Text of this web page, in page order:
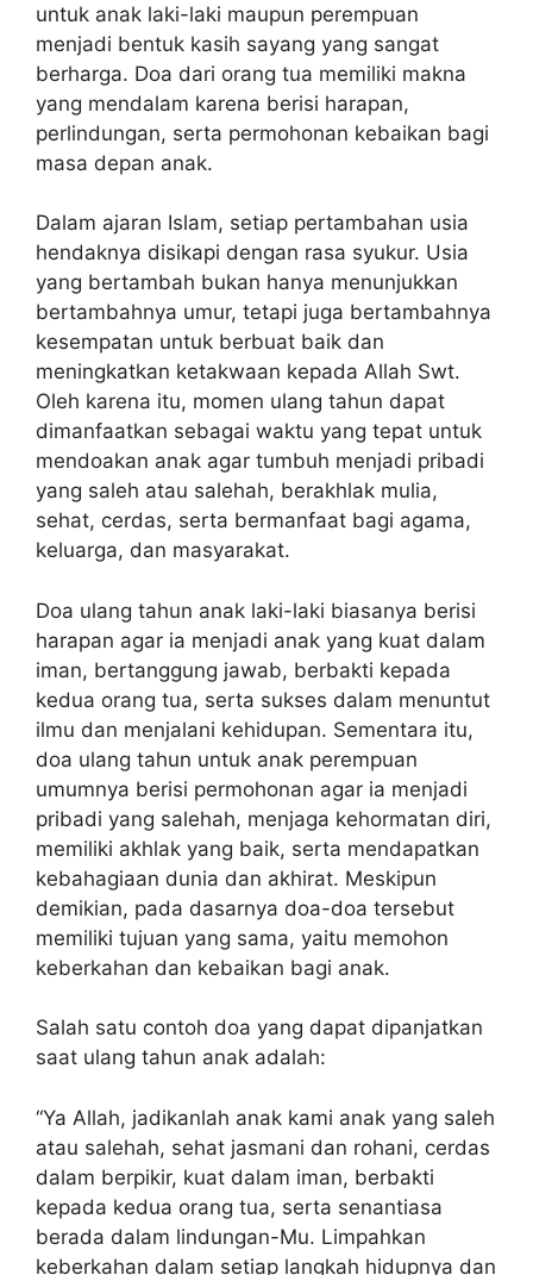
untuk anak laki-laki maupun perempuan
menjadi bentuk kasih sayang yang sangat
berharga. Doa dari orang tua memiliki makna
yang mendalam karena berisi harapan,
perlindungan, serta permohonan kebaikan bagi
masa depan anak.
Dalam ajaran Islam, setiap pertambahan usia
hendaknya disikapi dengan rasa syukur. Usia
yang bertambah bukan hanya menunjukkan
bertambahnya umur, tetapi juga bertambahnya
kesempatan untuk berbuat baik dan
meningkatkan ketakwaan kepada Allah Swt.
Oleh karena itu, momen ulang tahun dapat
dimanfaatkan sebagai waktu yang tepat untuk
mendoakan anak agar tumbuh menjadi pribadi
yang saleh atau salehah, berakhlak mulia,
sehat, cerdas, serta bermanfaat bagi agama,
keluarga, dan masyarakat.
Doa ulang tahun anak laki-laki biasanya berisi
harapan agar ia menjadi anak yang kuat dalam
iman, bertanggung jawab, berbakti kepada
kedua orang tua, serta sukses dalam menuntut
ilmu dan menjalani kehidupan. Sementara itu,
doa ulang tahun untuk anak perempuan
umumnya berisi permohonan agar ia menjadi
pribadi yang salehah, menjaga kehormatan diri,
memiliki akhlak yang baik, serta mendapatkan
kebahagiaan dunia dan akhirat. Meskipun
demikian, pada dasarnya doa-doa tersebut
memiliki tujuan yang sama, yaitu memohon
keberkahan dan kebaikan bagi anak.
Salah satu contoh doa yang dapat dipanjatkan
saat ulang tahun anak adalah:
“Ya Allah, jadikanlah anak kami anak yang saleh
atau salehah, sehat jasmani dan rohani, cerdas
dalam berpikir, kuat dalam iman, berbakti
kepada kedua orang tua, serta senantiasa
berada dalam lindungan-Mu. Limpahkan
keberkahan dalam setiap langkah hidupnya dan